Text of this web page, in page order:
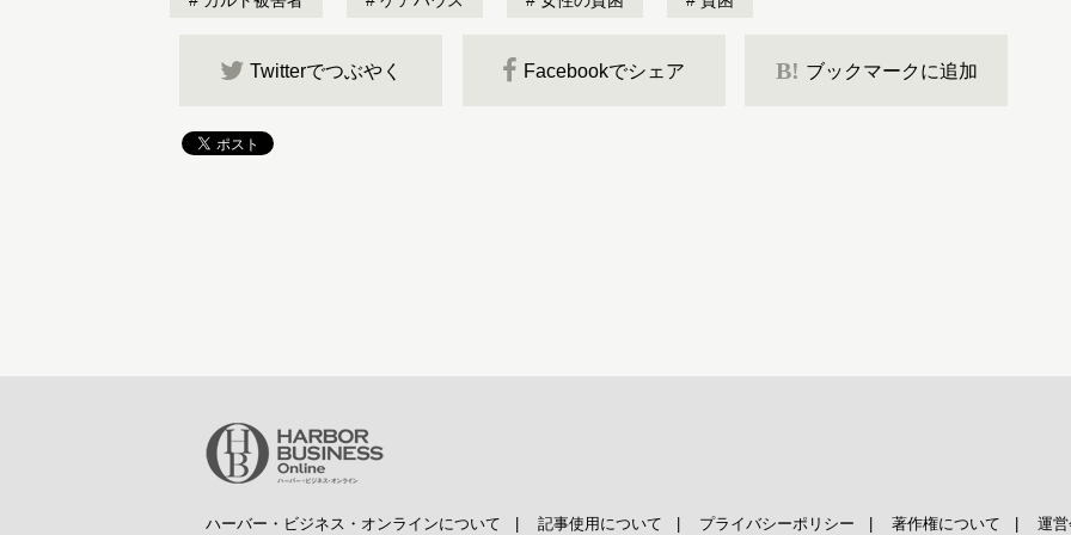
Twitterでつぶやく Facebookでシェア B! ブックマークに追加
ハーバー・ビジネス・オンラインについて 記事使用について プライバシーポリシー 著作権について 運